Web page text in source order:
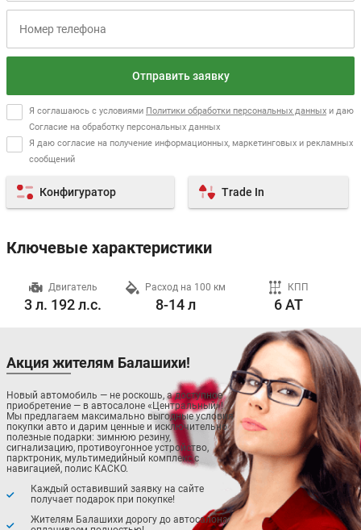
Отправить заявку
Я соглашаюсь с условиями Политики обработки персональных данных и даю
Согласие на обработку персональных данных
Я даю согласие на получение информационных, маркетинговых и рекламных
сообщений
Конфигуратор Trade In
Ключевые характеристики
Двигатель
3 л. 192 л.с.
Расход на 100 км
8-14 л
КПП
6 AT
Акция жителям Балашихи!
Новый автомобиль — не роскошь, а доступное
приобретение — в автосалоне «Центральный»!
Мы предлагаем максимально выгодные условия
покупки авто и дарим ценные и исключительно
полезные подарки: зимнюю резину,
сигнализацию, противоугонное устройство,
парктроник, мультимедийный комплекс с
навигацией, полис КАСКО.
Каждый оставивший заявку на сайте
получает подарок при покупке!
Жителям Балашихи дорогу до автосалона